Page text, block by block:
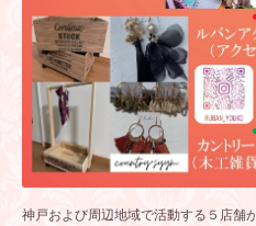
神戸および周辺地域で活動する５店舗